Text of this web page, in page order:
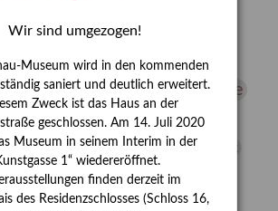
von Lindenau
Felixmüller Depot
Erlebnisportal estrusker Exlibris
Festrede Florenz Fotografie
der Antike und heute
Preis
Gerhard Kurt Müller
griechische Mythologie
Gabelentz Heinrich Kirchhoff Heldinnen
Insekten
Wir sind umgezogen!
Museum wird in den kommenden
saniert und deutlich erweitert.
Zweck ist das Haus an der
geschlossen. Am 14. Juli 2020
Museum in seinem Interim in der
1“ wiedereröffnet.
finden derzeit im
des Residenzschlosses (Schloss 16,